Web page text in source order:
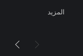
المزيد